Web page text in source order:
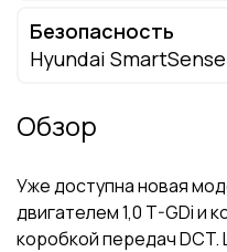
Безопасность
Hyundai SmartSense
Обзор
Уже доступна новая
двигателем 1,0 T-GDi и
коробкой передач DCT.